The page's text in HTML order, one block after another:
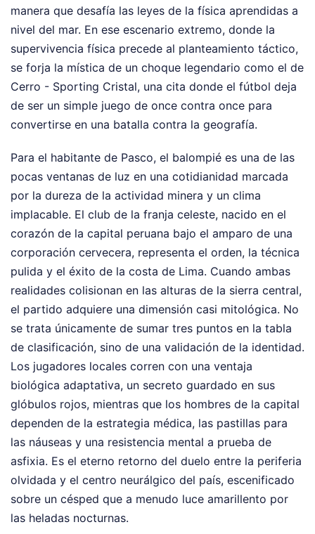
manera que desafía las leyes de la física aprendidas a
nivel del mar. En ese escenario extremo, donde la
supervivencia física precede al planteamiento táctico,
se forja la mística de un choque legendario como el de
Cerro - Sporting Cristal, una cita donde el fútbol deja
de ser un simple juego de once contra once para
convertirse en una batalla contra la geografía.
Para el habitante de Pasco, el balompié es una de las
pocas ventanas de luz en una cotidianidad marcada
por la dureza de la actividad minera y un clima
implacable. El club de la franja celeste, nacido en el
corazón de la capital peruana bajo el amparo de una
corporación cervecera, representa el orden, la técnica
pulida y el éxito de la costa de Lima. Cuando ambas
realidades colisionan en las alturas de la sierra central,
el partido adquiere una dimensión casi mitológica. No
se trata únicamente de sumar tres puntos en la tabla
de clasificación, sino de una validación de la identidad.
Los jugadores locales corren con una ventaja
biológica adaptativa, un secreto guardado en sus
glóbulos rojos, mientras que los hombres de la capital
dependen de la estrategia médica, las pastillas para
las náuseas y una resistencia mental a prueba de
asfixia. Es el eterno retorno del duelo entre la periferia
olvidada y el centro neurálgico del país, escenificado
sobre un césped que a menudo luce amarillento por
las heladas nocturnas.